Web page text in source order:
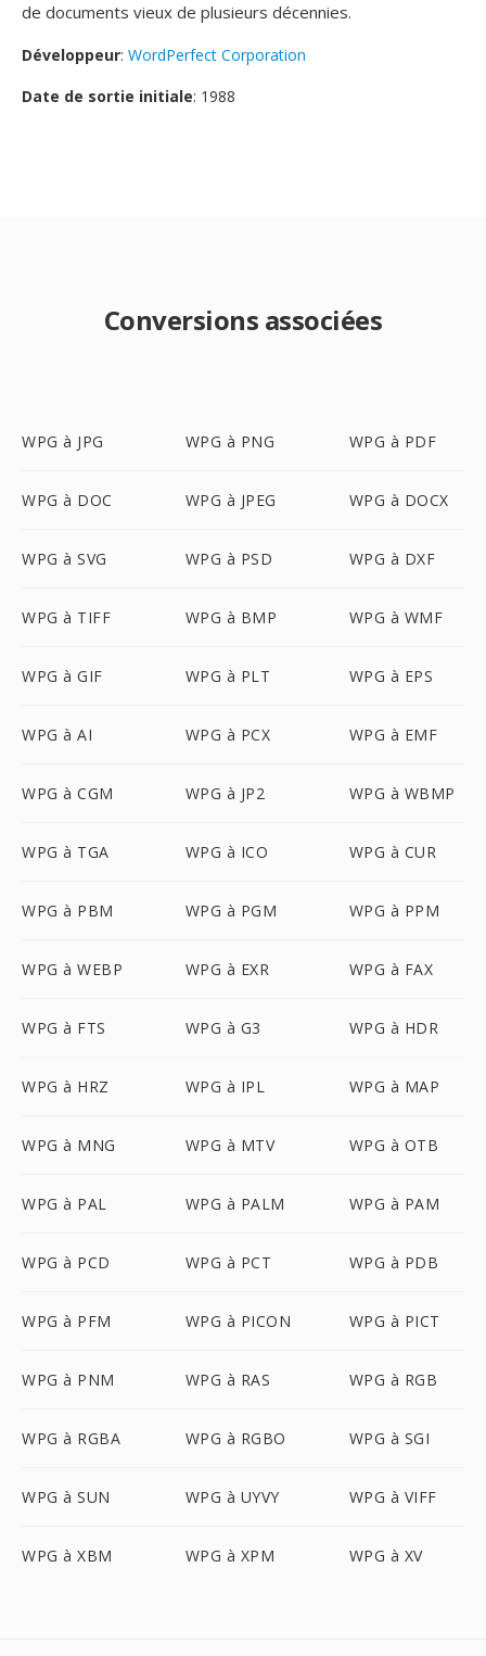
de documents vieux de plusieurs décennies.
Développeur: WordPerfect Corporation
Date de sortie initiale: 1988
Conversions associées
WPG à JPG WPG à PNG WPG à PDF
WPG à DOC WPG à JPEG WPG à DOCX
WPG à SVG WPG à PSD WPG à DXF
WPG à TIFF WPG à BMP WPG à WMF
WPG à GIF WPG à PLT WPG à EPS
WPG à AI WPG à PCX WPG à EMF
WPG à CGM WPG à JP2 WPG à WBMP
WPG à TGA WPG à ICO WPG à CUR
WPG à PBM WPG à PGM WPG à PPM
WPG à WEBP WPG à EXR WPG à FAX
WPG à FTS WPG à G3 WPG à HDR
WPG à HRZ WPG à IPL WPG à MAP
WPG à MNG WPG à MTV WPG à OTB
WPG à PAL WPG à PALM WPG à PAM
WPG à PCD WPG à PCT WPG à PDB
WPG à PFM WPG à PICON WPG à PICT
WPG à PNM WPG à RAS WPG à RGB
WPG à RGBA WPG à RGBO WPG à SGI
WPG à SUN WPG à UYVY WPG à VIFF
WPG à XBM WPG à XPM WPG à XV